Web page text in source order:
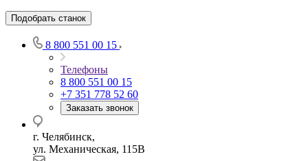
Подобрать станок
8 800 551 00 15
Телефоны
8 800 551 00 15
+7 351 778 52 60
Заказать звонок
г. Челябинск,
ул. Механическая, 115В